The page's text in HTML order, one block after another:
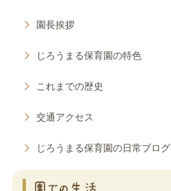
園長挨拶
じろうまる保育園の特色
これまでの歴史
交通アクセス
じろうまる保育園の日常ブログ
園での生活